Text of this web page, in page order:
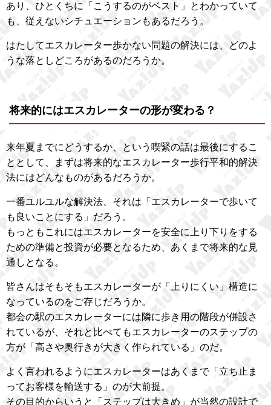
あり、ひとくちに「こうするのがベスト」とわかっていて
も、従えないシチュエーションもあるだろう。
はたしてエスカレーター歩かない問題の解決には、どのよ
うな落としどころがあるのだろうか。
将来的にはエスカレーターの形が変わる？
来年夏までにどうするか、という喫緊の話は最後にするこ
ととして、まずは将来的なエスカレーター歩行平和的解決
法にはどんなものがあるだろうか。
一番ユルユルな解決法、それは「エスカレーターで歩いて
も良いことにする」だろう。
もっともこれにはエスカレーターを安全に上り下りをする
ための準備と投資が必要となるため、あくまで将来的な見
通しとなる。
皆さんはそもそもエスカレーターが「上りにくい」構造に
なっているのをご存じだろうか。
都会の駅のエスカレーターには隣に歩き用の階段が併設さ
れているが、それと比べてもエスカレーターのステップの
方が「高さや奥行きが大きく作られている」のだ。
よく言われるようにエスカレーターはあくまで「立ち止ま
ってお客様を輸送する」のが大前提。
その目的からいうと「ステップは大きめ」が当然の設計で